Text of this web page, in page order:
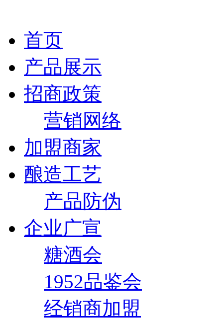
首页
产品展示
招商政策
营销网络
加盟商家
酿造工艺
产品防伪
企业广宣
糖酒会
1952品鉴会
经销商加盟